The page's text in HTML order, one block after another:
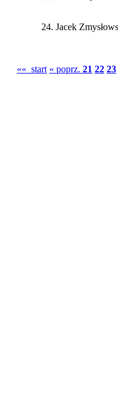
24. Jacek
«« start « poprz. 21 22 23